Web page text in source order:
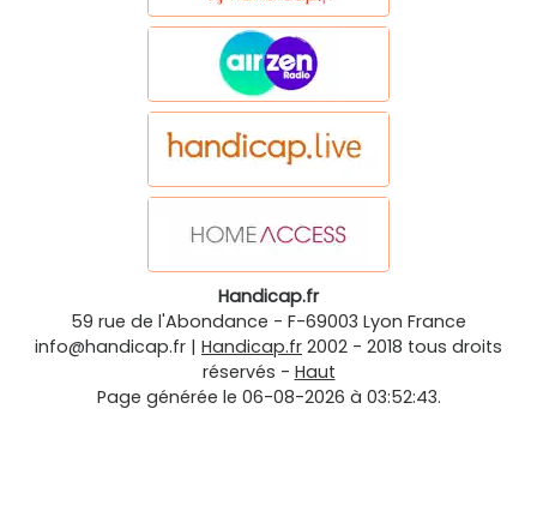
Handicap.fr
59 rue de l'Abondance - F-69003 Lyon France
info@handicap.fr | Handicap.fr 2002 - 2018 tous droits
réservés - Haut
Page générée le 06-08-2026 à 03:52:43.